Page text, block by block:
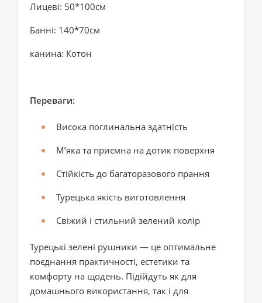
Лицеві: 50*100см
Банні: 140*70см
канина: Котон
Переваги:
Висока поглинальна здатність
М’яка та приємна на дотик поверхня
Стійкість до багаторазового прання
Турецька якість виготовлення
Свіжий і стильний зелений колір
Турецькі зелені рушники — це оптимальне
поєднання практичності, естетики та
комфорту на щодень. Підійдуть як для
домашнього використання, так і для